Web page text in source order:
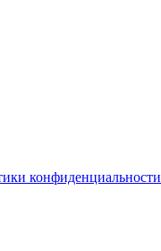
конфиденциальности